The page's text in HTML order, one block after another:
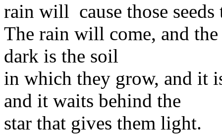
rain will cause those seeds
The rain will come, and
dark is the soil
in which they grow, and it
and it waits behind the
star that gives them light.